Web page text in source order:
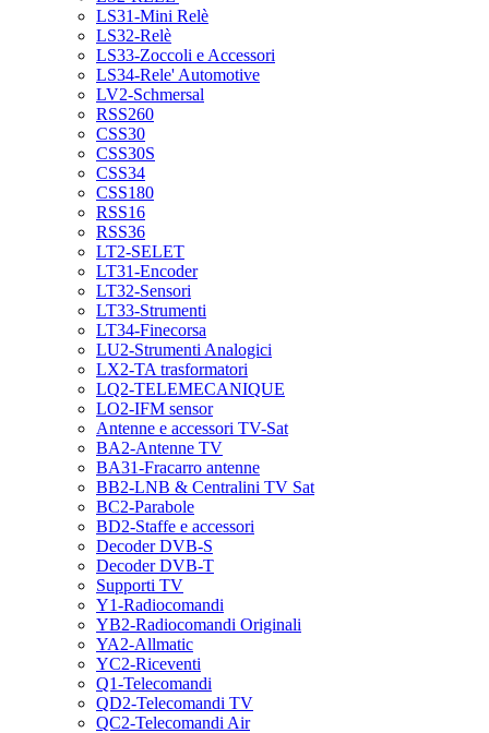
LS31-Mini Relè
LS32-Relè
LS33-Zoccoli e Accessori
LS34-Rele' Automotive
LV2-Schmersal
RSS260
CSS30
CSS30S
CSS34
CSS180
RSS16
RSS36
LT2-SELET
LT31-Encoder
LT32-Sensori
LT33-Strumenti
LT34-Finecorsa
LU2-Strumenti Analogici
LX2-TA trasformatori
LQ2-TELEMECANIQUE
LO2-IFM sensor
Antenne e accessori TV-Sat
BA2-Antenne TV
BA31-Fracarro antenne
BB2-LNB & Centralini TV Sat
BC2-Parabole
BD2-Staffe e accessori
Decoder DVB-S
Decoder DVB-T
Supporti TV
Y1-Radiocomandi
YB2-Radiocomandi Originali
YA2-Allmatic
YC2-Riceventi
Q1-Telecomandi
QD2-Telecomandi TV
QC2-Telecomandi Air